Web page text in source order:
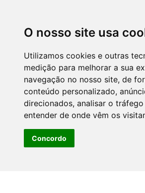
O nosso site usa
Utilizamos cookies e outras
medição para melhorar a sua
navegação no nosso site, de
conteúdo personalizado,
direcionados, analisar o
entender de onde vêm os
Concordo